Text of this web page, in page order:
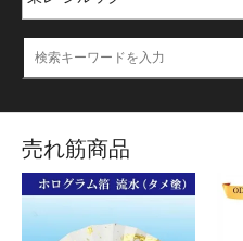
売れ筋商品